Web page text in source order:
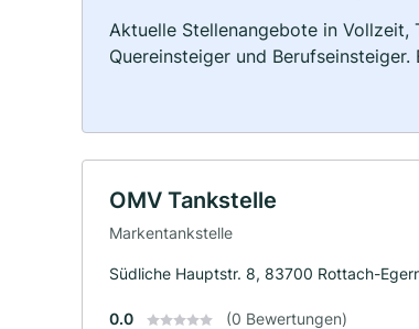
Aktuelle Stellenangebote in
Quereinsteiger und
OMV Tankstelle
Markentankstelle
Südliche Hauptstr. 8, 83700 Rottach-
0.0 (0 Bewertungen)